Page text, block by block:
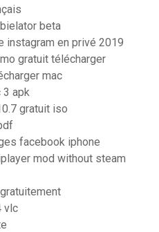
beta
instagram en privé 2019
gratuit télécharger
mac
3 apk
gratuit iso
facebook iphone
mod without steam
vlc